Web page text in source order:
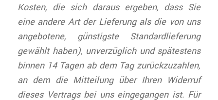
Kosten, die sich daraus ergeben, dass Sie
eine andere Art der Lieferung als die von uns
angebotene, günstigste Standardlieferung
gewählt haben), unverzüglich und spätestens
binnen 14 Tagen ab dem Tag zurückzuzahlen,
an dem die Mitteilung über Ihren Widerruf
dieses Vertrags bei uns eingegangen ist. Für